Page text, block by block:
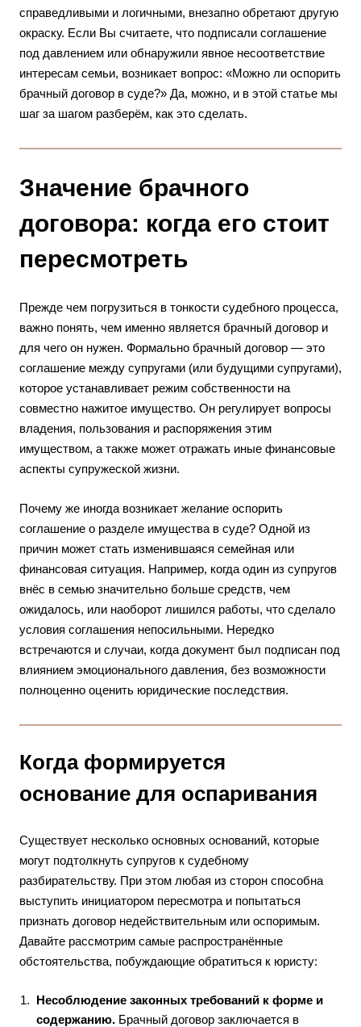
справедливыми и логичными, внезапно обретают другую
окраску. Если Вы считаете, что подписали соглашение
под давлением или обнаружили явное несоответствие
интересам семьи, возникает вопрос: «Можно ли оспорить
брачный договор в суде?» Да, можно, и в этой статье мы
шаг за шагом разберём, как это сделать.
Значение брачного
договора: когда его стоит
пересмотреть
Прежде чем погрузиться в тонкости судебного процесса,
важно понять, чем именно является брачный договор и
для чего он нужен. Формально брачный договор — это
соглашение между супругами (или будущими супругами),
которое устанавливает режим собственности на
совместно нажитое имущество. Он регулирует вопросы
владения, пользования и распоряжения этим
имуществом, а также может отражать иные финансовые
аспекты супружеской жизни.
Почему же иногда возникает желание оспорить
соглашение о разделе имущества в суде? Одной из
причин может стать изменившаяся семейная или
финансовая ситуация. Например, когда один из супругов
внёс в семью значительно больше средств, чем
ожидалось, или наоборот лишился работы, что сделало
условия соглашения непосильными. Нередко
встречаются и случаи, когда документ был подписан под
влиянием эмоционального давления, без возможности
полноценно оценить юридические последствия.
Когда формируется
основание для оспаривания
Существует несколько основных оснований, которые
могут подтолкнуть супругов к судебному
разбирательству. При этом любая из сторон способна
выступить инициатором пересмотра и попытаться
признать договор недействительным или оспоримым.
Давайте рассмотрим самые распространённые
обстоятельства, побуждающие обратиться к юристу:
Несоблюдение законных требований к форме и
содержанию. Брачный договор заключается в